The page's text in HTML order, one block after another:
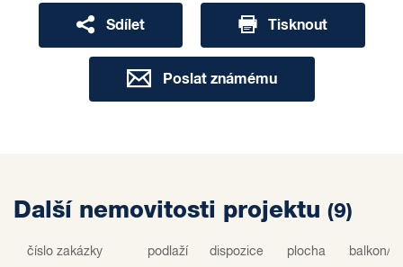
Sdílet Tisknout
Poslat známému
Další nemovitosti projektu (9)
číslo zakázky podlaží dispozice plocha balkon/